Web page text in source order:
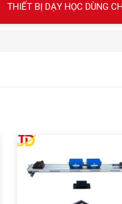
THIẾT BỊ DẠY HỌC DÙNG